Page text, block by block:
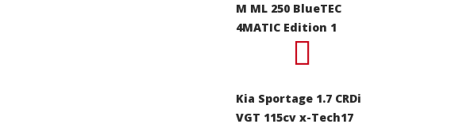
M ML 250 BlueTEC
4MATIC Edition 1
Kia Sportage 1.7 CRDi
VGT 115cv x-Tech17